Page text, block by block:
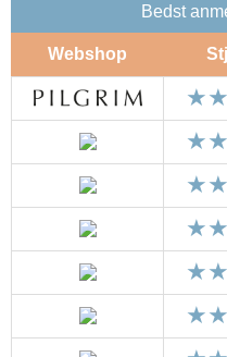
Bedst
Webshop